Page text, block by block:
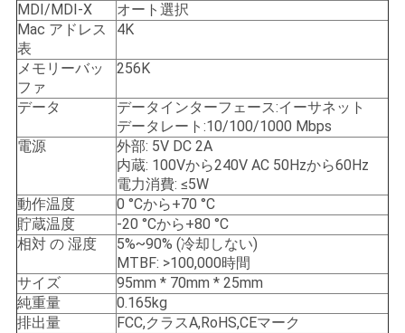
MDI/MDI-X
オート選択
Mac アドレス
表
4K
メモリーバッ
ファ
256K
データ
データインターフェース:イーサネット
データレート:10/100/1000 Mbps
電源
外部: 5V DC 2A
内蔵: 100Vから240V AC 50Hzから60Hz
電力消費: ≤5W
動作温度
0 °Cから+70 °C
貯蔵温度
-20 °Cから+80 °C
相対 の 湿度
5%~90% (冷却しない)
MTBF: >100,000時間
サイズ
95mm * 70mm * 25mm
純重量
0.165kg
排出量
FCC,クラスA,RoHS,CEマーク